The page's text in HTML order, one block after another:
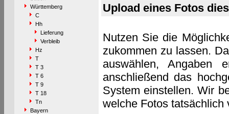
Württemberg
C
Hh
Lieferung
Verbleib
Hz
T
T 3
T 6
T 9
T 18
Tn
Bayern
Upload eines Fotos
Nutzen Sie die
zukommen zu lassen.
auswählen, Angaben
anschließend das
System einstellen. Wir
welche Fotos tatsächlich